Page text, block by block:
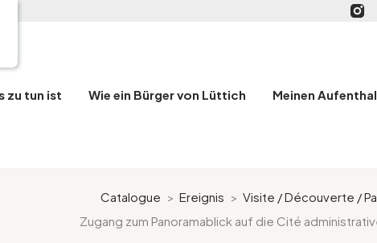
zu tun ist Wie ein Bürger von Lüttich Meinen
Catalogue > Ereignis > Visite / Découverte /
Zugang zum Panoramablick auf die Cité